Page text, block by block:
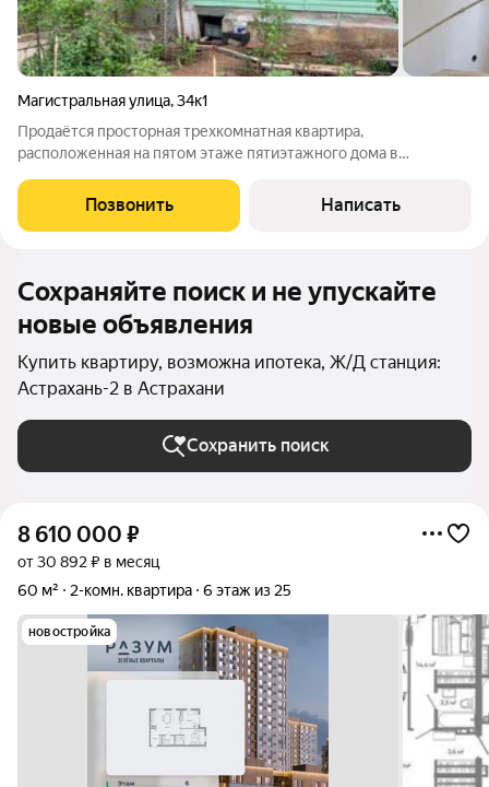
Магистральная улица,34к1
Продаётся просторная трехкомнатная квартира,
расположенная на пятом этаже пятиэтажного дома в
Россия, Астраханская область, городской округ Астрахань,
Астрахань, улица Магистральная,, д. 34 к.1.
Позвонить Написать
Сохраняйте поиск и не упускайте
новые объявления
Купить квартиру, возможна ипотека, Ж/Д станция:
Астрахань-2 в Астрахани
Сохранить поиск
8 610 000 ₽
от 30 892 ₽ в месяц
60 м²
2-комн. квартира 6 этаж из 25
новостройка